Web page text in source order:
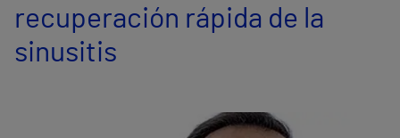
Información útil
recuperación rápida de la
sinusitis